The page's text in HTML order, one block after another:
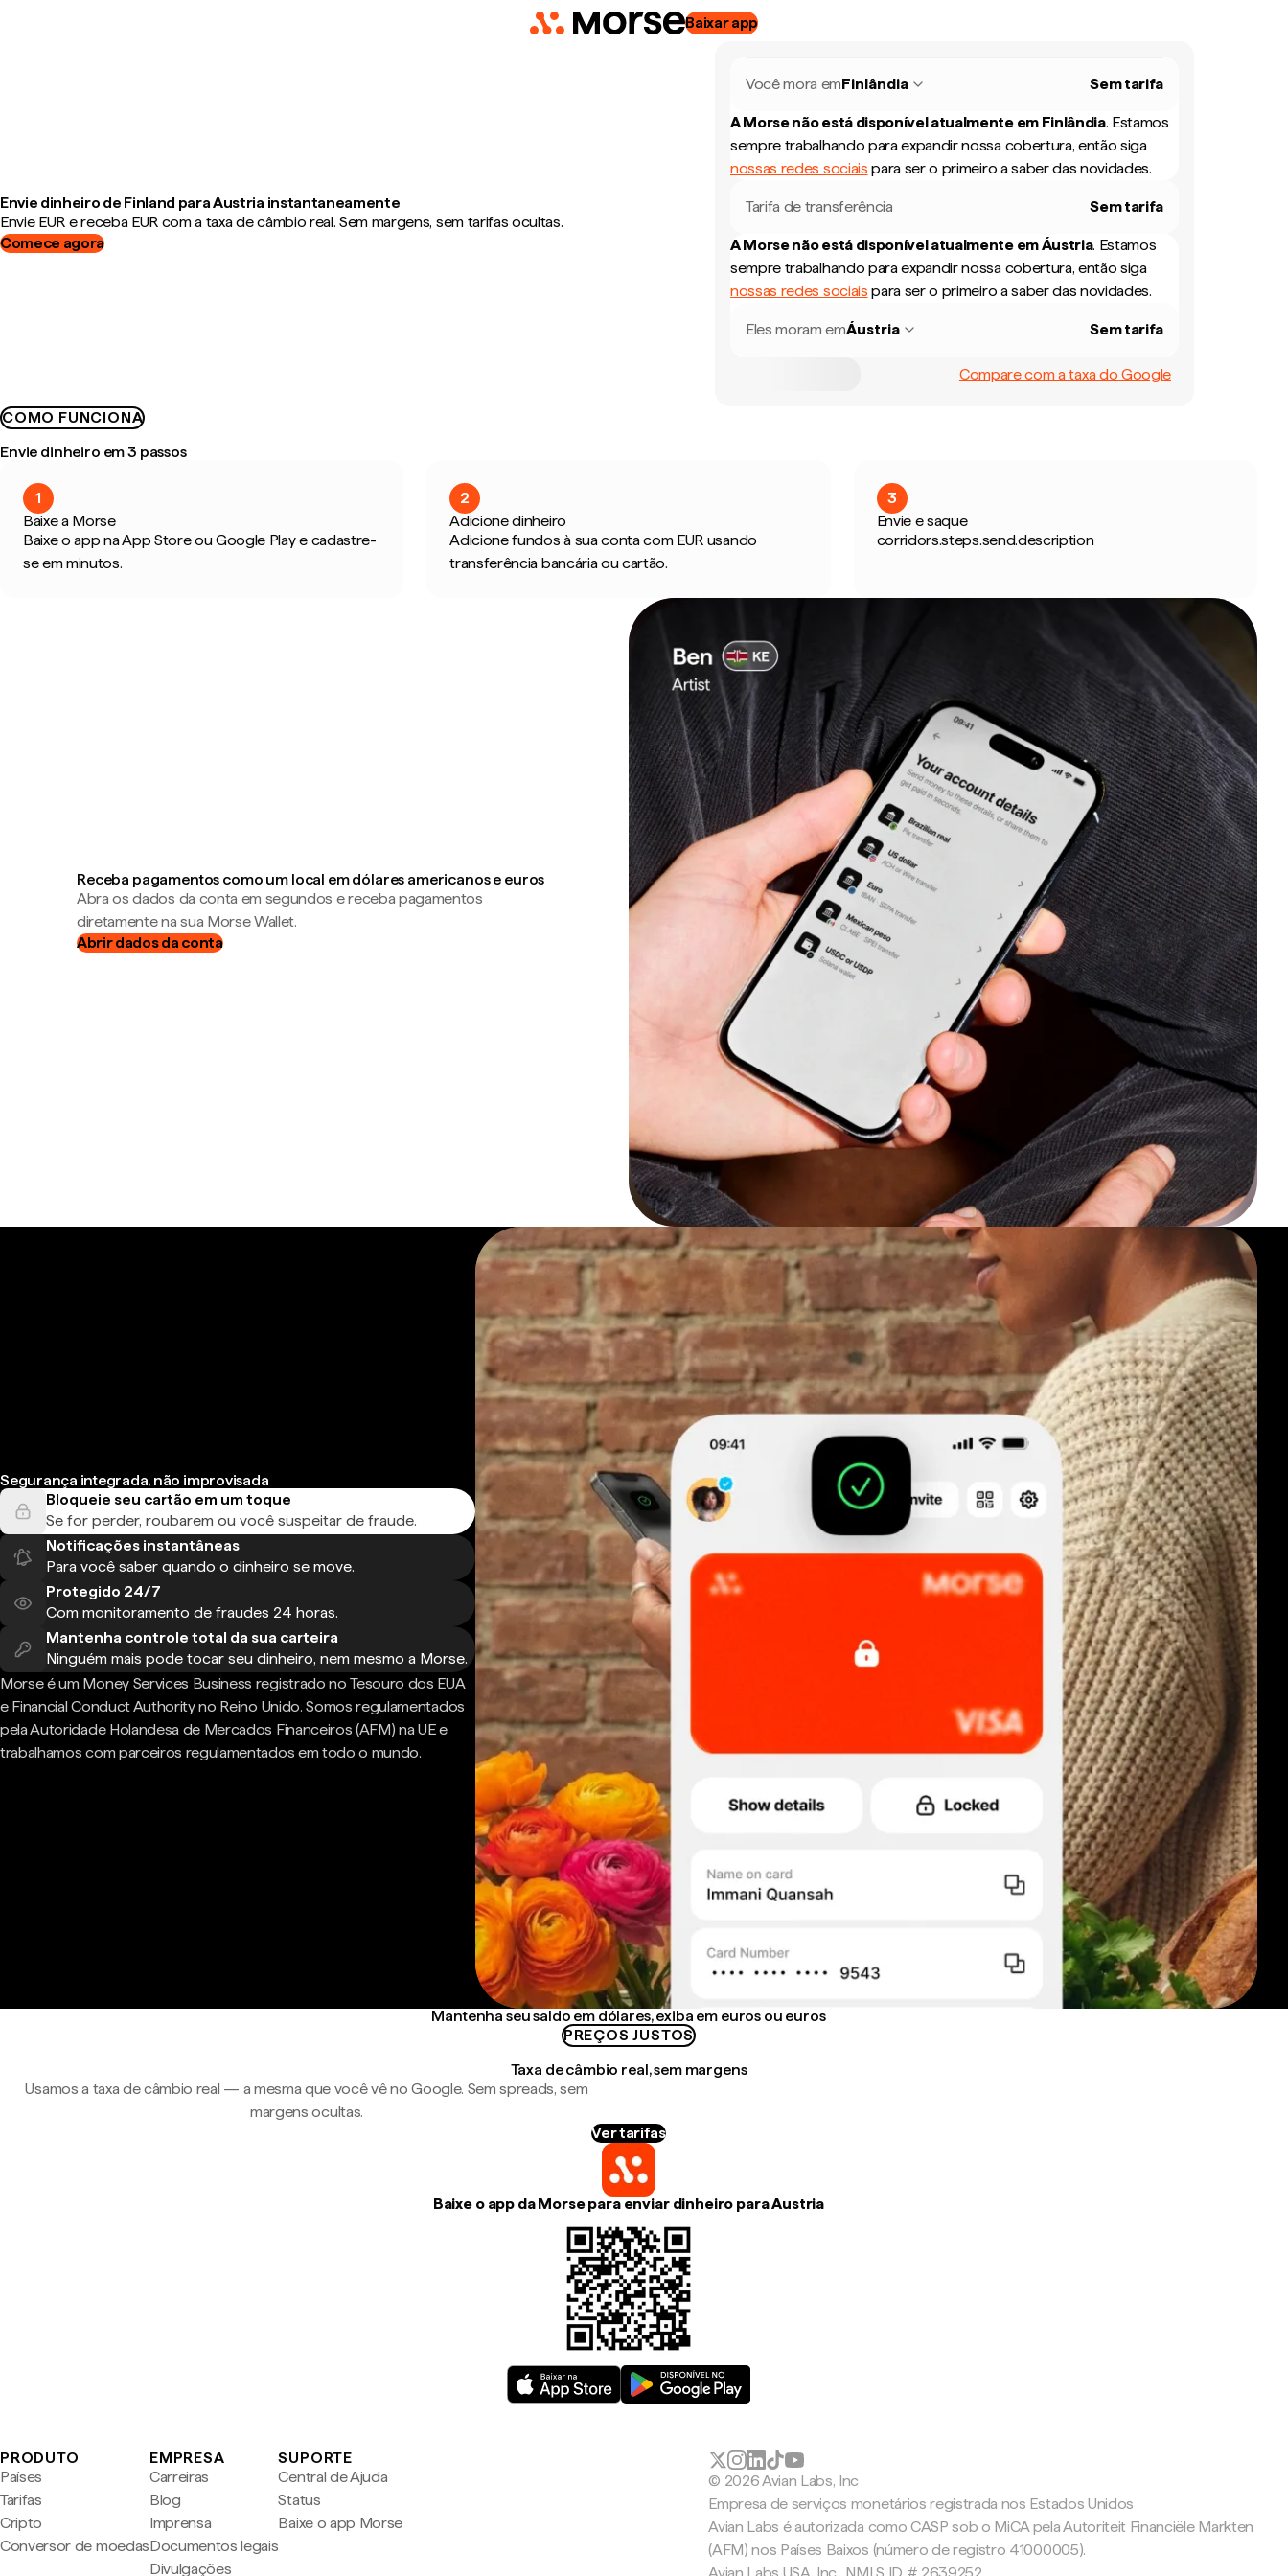
Baixar app
Envie dinheiro de Finland para Austria instantaneamente
Envie EUR e receba EUR com a taxa de câmbio real. Sem margens, sem tarifas ocultas.
Comece agora
Você mora emFinlândia Sem tarifa
A Morse não está disponível atualmente em Finlândia. Estamos
sempre trabalhando para expandir nossa cobertura, então siga
nossas redes sociais para ser o primeiro a saber das novidades.
Tarifa de transferência Sem tarifa
A Morse não está disponível atualmente emÁustria. Estamos
sempre trabalhando para expandir nossa cobertura, então siga
nossas redes sociais para ser o primeiro a saber das novidades.
Eles moram emÁustria Sem tarifa
Compare com a taxa do Google
COMO FUNCIONA
Envie dinheiro em 3 passos
1
Baixe a Morse
Baixe o app na App Store ou Google Play e cadastre-
se em minutos.
2
Adicione dinheiro
Adicione fundos à sua conta com EUR usando
transferência bancária ou cartão.
3
Envie e saque
corridors.steps.send.description
Receba pagamentos como um local em dólares americanos e euros
Abra os dados da conta em segundos e receba pagamentos
diretamente na sua Morse Wallet.
Abrir dados da conta
Segurança integrada, não improvisada
Bloqueie seu cartão em um toque
Se for perder, roubarem ou você suspeitar de fraude.
Notificações instantâneas
Para você saber quando o dinheiro se move.
Protegido 24/7
Com monitoramento de fraudes 24 horas.
Mantenha controle total da sua carteira
Ninguém mais pode tocar seu dinheiro, nem mesmo a Morse.
Morse é um Money Services Business registrado no Tesouro dos EUA
e Financial Conduct Authority no Reino Unido. Somos regulamentados
pela Autoridade Holandesa de Mercados Financeiros (AFM) na UE e
trabalhamos com parceiros regulamentados em todo o mundo.
Mantenha seu saldo em dólares, exiba em euros ou euros
PREÇOS JUSTOS
Taxa de câmbio real, sem margens
Usamos a taxa de câmbio real — a mesma que você vê no Google. Sem spreads, sem
margens ocultas.
Ver tarifas
Baixe o app da Morse para enviar dinheiro para Austria
PRODUTO
Países
Tarifas
Cripto
Conversor de moedas
EMPRESA
Carreiras
Blog
Imprensa
Documentos legais
Divulgações
SUPORTE
Central de Ajuda
Status
Baixe o app Morse
© 2026 Avian Labs, Inc
Empresa de serviços monetários registrada nos Estados Unidos
Avian Labs é autorizada como CASP sob o MiCA pela Autoriteit Financiële Markten
(AFM) nos Países Baixos (número de registro 41000005).